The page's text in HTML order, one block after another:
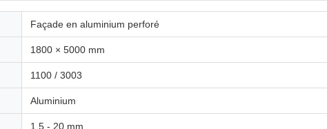
Façade en aluminium perforé
1800 × 5000 mm
1100 / 3003
Aluminium
1,5 - 20 mm